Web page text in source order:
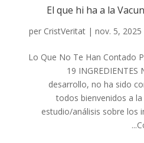
El que hi ha a la
per CristVeritat |nov. 5, 2025
Lo Que No Te Han Contado
19
desarrollo, no ha sido
todos bienvenidos a
estudio/análisis sobre los